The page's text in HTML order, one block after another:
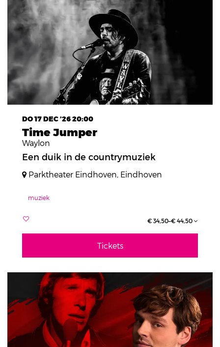
Time Jumper
Waylon
DO 17 DEC ’2620:00
Een duik in de countrymuziek
Parktheater Eindhoven, Eindhoven
muziek
€ 34,50–€ 44,50
Tickets